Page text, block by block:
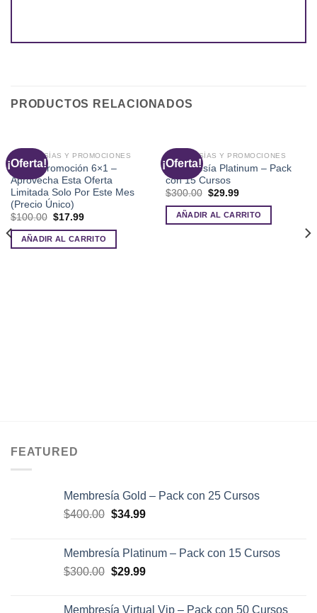
PRODUCTOS RELACIONADOS
¡Oferta!
MEMBRESÍAS Y PROMOCIONES
Súper Promoción 6×1 –
Aprovecha Esta Oferta
Limitada Solo Por Este Mes
(Precio Único)
$100.00 El
original
era:
$17.99El
actual
es:
AÑADIR AL CARRITO
¡Oferta!
MEMBRESÍAS Y PROMOCIONES
Membresía Platinum – Pack
con 15 Cursos
$300.00 El
original
era:
$29.99El
actual
es:
AÑADIR AL CARRITO
FEATURED
Membresía Gold – Pack con 25 Cursos
$400.00 El
era:
$400.00.
$34.99El
es:
$34.99.
Membresía Platinum – Pack con 15 Cursos
$300.00 El
$29.99El
Membresía Virtual Vip – Pack con 50 Cursos